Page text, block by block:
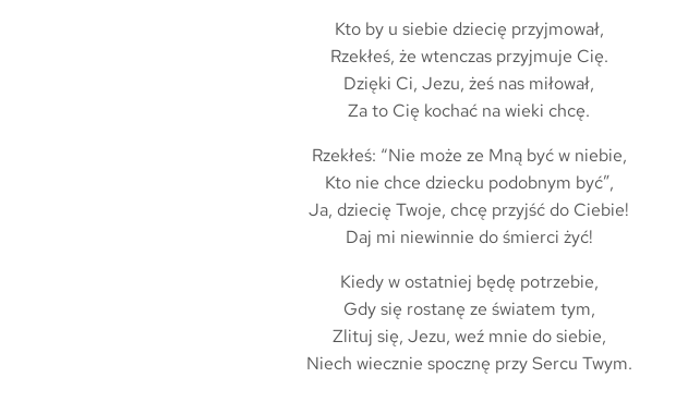
Kto by u siebie dziecię przyjmował,
Rzekłeś, że wtenczas przyjmuje Cię.
Dzięki Ci, Jezu, żeś nas miłował,
Za to Cię kochać na wieki chcę.
Rzekłeś: “Nie może ze Mną być w niebie,
Kto nie chce dziecku podobnym być”,
Ja, dziecię Twoje, chcę przyjść do Ciebie!
Daj mi niewinnie do śmierci żyć!
Kiedy w ostatniej będę potrzebie,
Gdy się rostanę ze światem tym,
Zlituj się, Jezu, weź mnie do siebie,
Niech wiecznie spocznę przy Sercu Twym.